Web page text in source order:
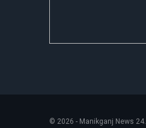
© 2026 - Manikganj News